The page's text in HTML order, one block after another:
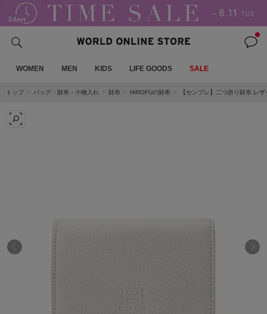
WOMEN MEN KIDS LIFE GOODS SALE
トップ バッグ・財布・小物入れ 財布 HIROFUの財布 【センプレ】二つ折り財布 レ